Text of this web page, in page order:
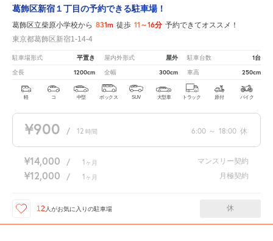
葛飾区新宿１丁目の予約できる駐車場！
葛飾区立柴原小学校から 831m 徒歩 11～16分 予約できてオススメ！
東京都葛飾区新宿1-14-4
駐車場形式 平置き 屋内外形式 屋外 駐車台数 1台
全長 1200cm 全幅 300cm 車高 250cm
軽 コ 中型 ボックス SUV 大型車 トラック 原付 バイク
¥900 / 12 時間 6:00 ～ 18:00 休
¥14,000 / 1 ヶ月 マンスリー契約
¥12,000 / 1 ヶ月 月極契約
12 人がお気に入りの駐車場 休